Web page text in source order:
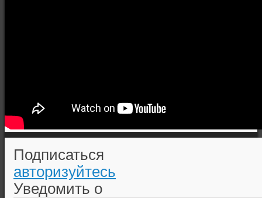
Подписаться
авторизуйтесь
Уведомить о